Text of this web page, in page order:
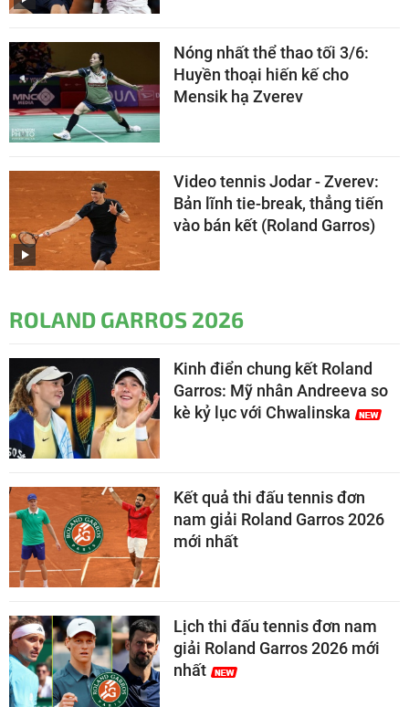
Nóng nhất thể thao tối 3/6:
Huyền thoại hiến kế cho
Mensik hạ Zverev
Video tennis Jodar - Zverev:
Bản lĩnh tie-break, thẳng tiến
vào bán kết (Roland Garros)
ROLAND GARROS 2026
Kinh điển chung kết Roland
Garros: Mỹ nhân Andreeva so
kè kỷ lục với Chwalinska
Kết quả thi đấu tennis đơn
nam giải Roland Garros 2026
mới nhất
Lịch thi đấu tennis đơn nam
giải Roland Garros 2026 mới
nhất